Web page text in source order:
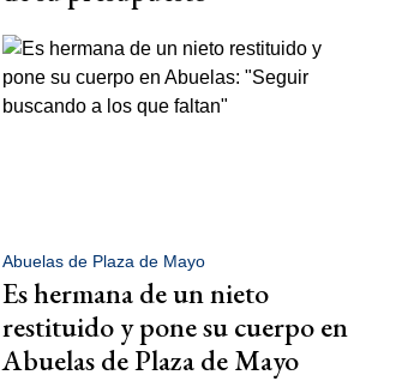
Abuelas de Plaza de Mayo
Es hermana de un nieto
restituido y pone su cuerpo en
Abuelas de Plaza de Mayo